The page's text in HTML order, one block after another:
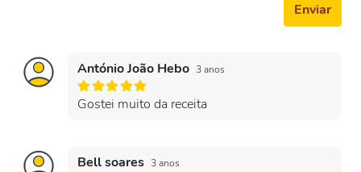
Enviar
António João Hebo 3 anos
Gostei muito da receita
Bell soares 3 anos